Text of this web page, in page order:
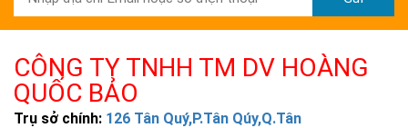
CÔNG TY TNHH TM DV HOÀNG
QUỐC BẢO
Trụ sở chính: 126 Tân Quý,P.Tân Qúy,Q.Tân